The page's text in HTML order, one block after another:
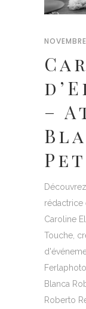
–
rédactrice
Caroline
Touche,
Blanca
Roberto